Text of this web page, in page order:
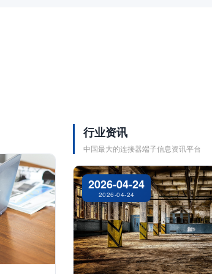
行业资讯
中国最大的连接器端子信息资讯平台
2026-04-24
2026-04-24